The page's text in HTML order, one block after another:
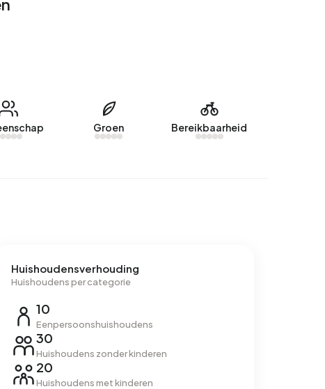
Groen Bereikbaarheid
Huishoudensverhouding
Huishoudens per categorie
10
Eenpersoonshuishoudens
30
Huishoudens zonder kinderen
20
Huishoudens met kinderen